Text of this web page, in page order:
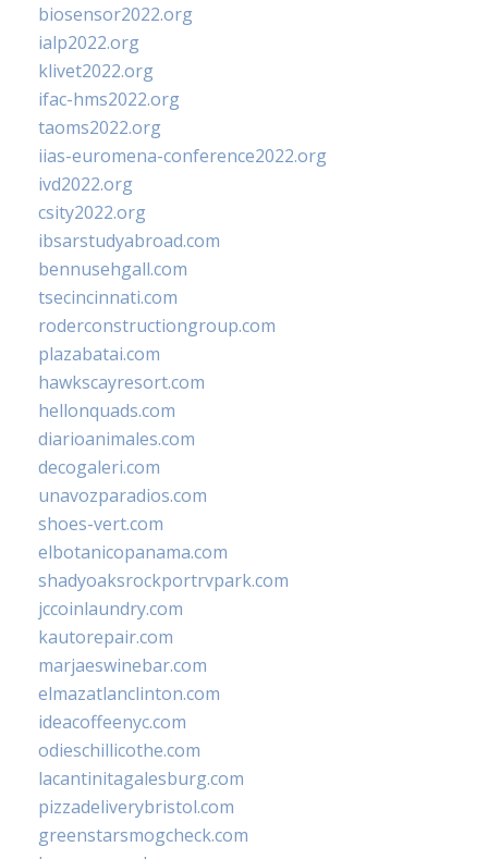
biosensor2022.org
ialp2022.org
klivet2022.org
ifac-hms2022.org
taoms2022.org
iias-euromena-conference2022.org
ivd2022.org
csity2022.org
ibsarstudyabroad.com
bennusehgall.com
tsecincinnati.com
roderconstructiongroup.com
plazabatai.com
hawkscayresort.com
hellonquads.com
diarioanimales.com
decogaleri.com
unavozparadios.com
shoes-vert.com
elbotanicopanama.com
shadyoaksrockportrvpark.com
jccoinlaundry.com
kautorepair.com
marjaeswinebar.com
elmazatlanclinton.com
ideacoffeenyc.com
odieschillicothe.com
lacantinitagalesburg.com
pizzadeliverybristol.com
greenstarsmogcheck.com